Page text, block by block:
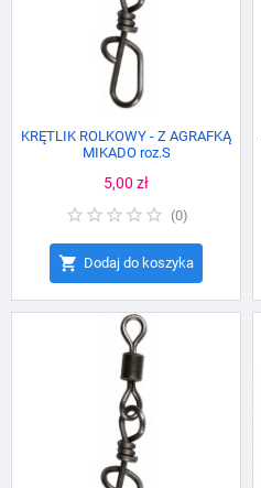
KRĘTLIK ROLKOWY - Z AGRAFKĄ
MIKADO roz.S
Cena
5,00 zł
(0)
 Dodaj do koszyka